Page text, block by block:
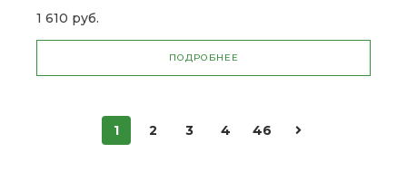
1 610 руб.
ПОДРОБНЕЕ
1 2 3 4 46